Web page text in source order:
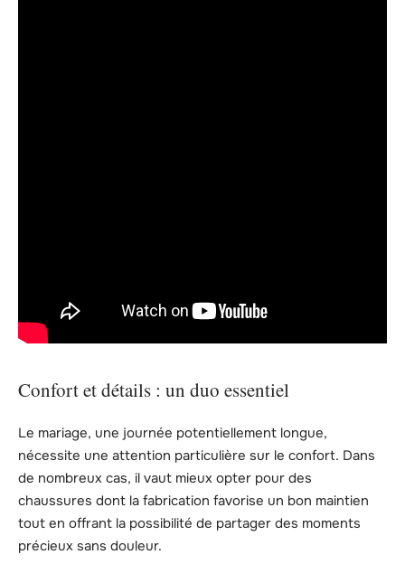
Confort et détails : un duo essentiel
Le mariage, une journée potentiellement longue,
nécessite une attention particulière sur le confort. Dans
de nombreux cas, il vaut mieux opter pour des
chaussures dont la fabrication favorise un bon maintien
tout en offrant la possibilité de partager des moments
précieux sans douleur.